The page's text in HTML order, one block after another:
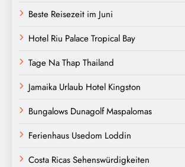
Beste Reisezeit im Juni
Hotel Riu Palace Tropical Bay
Tage Na Thap Thailand
Jamaika Urlaub Hotel Kingston
Bungalows Dunagolf Maspalomas
Ferienhaus Usedom Loddin
Costa Ricas Sehenswürdigkeiten